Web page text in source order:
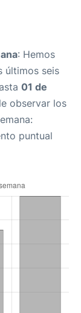
: Hemos
últimos seis
01 de
observar los
puntual